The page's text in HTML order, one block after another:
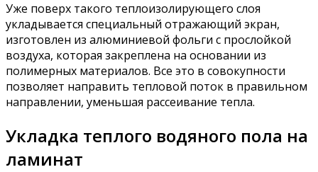
Уже поверх такого теплоизолирующего слоя
укладывается специальный отражающий экран,
изготовлен из алюминиевой фольги с прослойкой
воздуха, которая закреплена на основании из
полимерных материалов. Все это в совокупности
позволяет направить тепловой поток в правильном
направлении, уменьшая рассеивание тепла.
Укладка теплого водяного пола на
ламинат